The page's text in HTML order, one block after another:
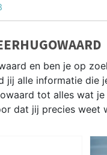
en ben je op
jij alle informatie die
tot alles wat
dat jij precies weet
PRAKTISCHE